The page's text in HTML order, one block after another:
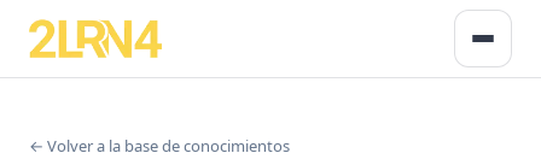
← Volver a la base de conocimientos